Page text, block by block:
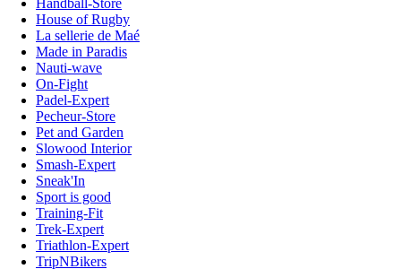
House of Rugby
La sellerie de Maé
Made in Paradis
Nauti-wave
On-Fight
Padel-Expert
Pecheur-Store
Pet and Garden
Slowood Interior
Smash-Expert
Sneak'In
Sport is good
Training-Fit
Trek-Expert
Triathlon-Expert
TripNBikers